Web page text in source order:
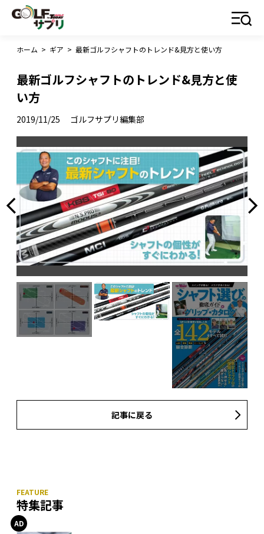
ホーム > ギア > 最新ゴルフシャフトのトレンド&見方と使い方
最新ゴルフシャフトのトレンド&見方と使
い方
2019/11/25 ゴルフサプリ編集部
記事に戻る
特集記事